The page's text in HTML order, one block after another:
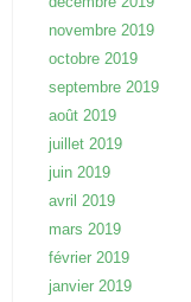
novembre 2019
octobre 2019
septembre 2019
août 2019
juillet 2019
juin 2019
avril 2019
mars 2019
février 2019
janvier 2019